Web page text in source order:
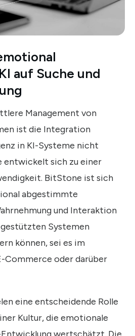
auf Suche und
Management von
ist die Integration
in KI-Systeme nicht
entwickelt sich zu einer
BitStone ist sich
abgestimmte
und Interaktion
Systemen
können, sei es im
Commerce oder darüber
eine entscheidende Rolle
Kultur, die emotionale